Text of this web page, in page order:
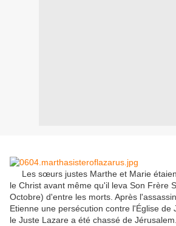
Les sœurs justes Marthe et Marie
le Christ avant même qu'il leva Son Frère
Octobre) d'entre les morts Après
Etienne une persécution contre l'Église de
le Juste Lazare a été chassé de Jérusalem.